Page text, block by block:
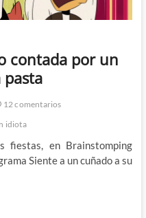
contada por un
pasta
12 comentarios
idiota
fiestas, en Brainstomping
Siente a un cuñado a su